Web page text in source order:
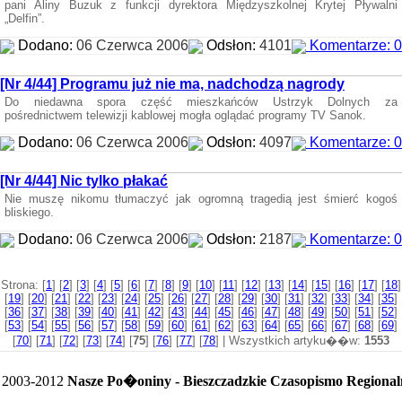
pani Aliny Buzuk z funkcji dyrektora Międzyszkolnej Krytej Pływalni
„Delfin”.
Dodano: 06 Czerwca 2006 Odsłon: 4101 Komentarze: 0
[Nr 4/44] Programu już nie ma, nadchodzą nagrody
Do niedawna spora część mieszkańców Ustrzyk Dolnych za
pośrednictwem telewizji kablowej mogła oglądać programy TV Sanok.
Dodano: 06 Czerwca 2006 Odsłon: 4097 Komentarze: 0
[Nr 4/44] Nic tylko płakać
Nie muszę nikomu tłumaczyć jak ogromną tragedią jest śmierć kogoś
bliskiego.
Dodano: 06 Czerwca 2006 Odsłon: 2187 Komentarze: 0
Strona: [1] [2] [3] [4] [5] [6] [7] [8] [9] [10] [11] [12] [13] [14] [15] [16] [17] [18]
[19] [20] [21] [22] [23] [24] [25] [26] [27] [28] [29] [30] [31] [32] [33] [34] [35]
[36] [37] [38] [39] [40] [41] [42] [43] [44] [45] [46] [47] [48] [49] [50] [51] [52]
[53] [54] [55] [56] [57] [58] [59] [60] [61] [62] [63] [64] [65] [66] [67] [68] [69]
[70] [71] [72] [73] [74] [75] [76] [77] [78] | Wszystkich artyku��w: 1553
2012 Nasze Po�oniny - Bieszczadzkie Czasopismo